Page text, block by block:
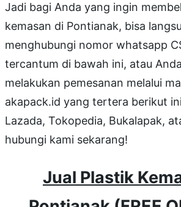
Jadi bagi Anda yang ingin
kemasan di Pontianak, bisa
menghubungi nomor whatsapp
tercantum di bawah ini, atau
melakukan pemesanan melalui
akapack.id yang tertera berikut
Lazada, Tokopedia, Bukalapak,
hubungi kami sekarang!
Jual Plastik